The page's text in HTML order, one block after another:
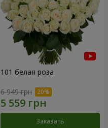
101 белая роза
6 949 грн
Заказать